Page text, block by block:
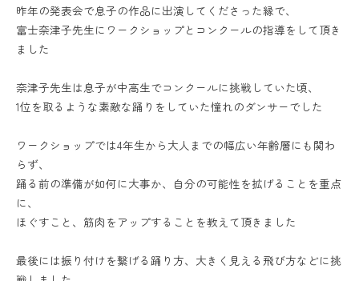
昨年の発表会で息子の作品に出演してくださった縁で、
富士奈津子先生にワークショップとコンクールの指導をして頂き
ました
奈津子先生は息子が中高生でコンクールに挑戦していた頃、
1位を取るような素敵な踊りをしていた憧れのダンサーでした
ワークショップでは4年生から大人までの幅広い年齢層にも関わ
らず、
踊る前の準備が如何に大事か、自分の可能性を拡げることを重点
に、
ほぐすこと、筋肉をアップすることを教えて頂きました
最後には振り付けを繋げる踊り方、大きく見える飛び方などに挑